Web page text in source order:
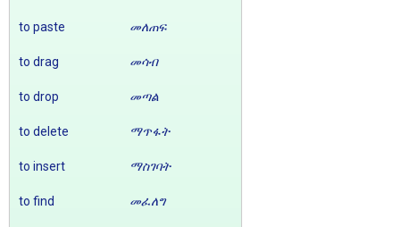
to paste መለጠፍ
to drag መሳብ
to drop መጣል
to delete ማጥፋት
to insert ማስገባት
to find መፈለግ